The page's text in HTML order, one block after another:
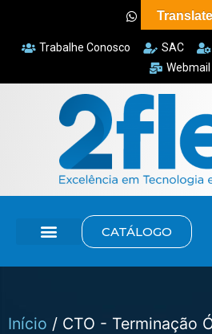
Trabalhe Conosco SAC
Webmail
CATÁLOGO
Início / CTO - Terminação